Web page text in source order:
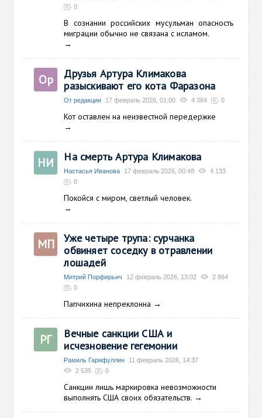
0
В сознании российских мусульман опасность
миграции обычно не связана с исламом.
→
Ор
Друзья Артура Климакова
разыскивают его кота Фаразона
От редакции 17 февраль 2026, 01:00 4 384 0
Кот оставлен на неизвестной передержке
→
НИ На смерть Артура Климакова
Настасья Иванова 17 февраль 2026, 00:48
4 133
0
Покойся с миром, светлый человек.
→
МП
Уже четыре трупа: сурчанка
обвиняет соседку в отравлении
лошадей
Митрий Порфирьич 12 февраль 2026, 13:02
2 864
0
Папчихина непреклонна →
РГ
Вечные санкции США и
исчезновение гегемонии
Рамиль Гарифуллин
11 февраль 2026, 14:37
2 535
0
Санкции лишь маркировка невозможности
выполнять США своих обязательств. →